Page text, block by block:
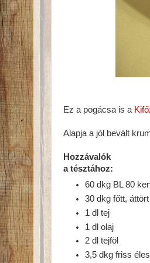
Ez a pogácsa is a
Alapja a jól bevált
Hozzávalók
a tésztához:
60 dkg BL 80
30 dkg főtt,
1 dl tej
1 dl olaj
2 dl tejföl
3,5 dkg friss